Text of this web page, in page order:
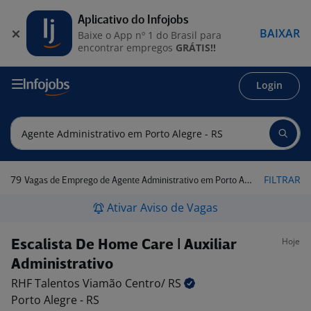
Login
79 Vagas de Emprego de Agente Administrativo em Porto Alegre - RS FILTRAR
Ativar Aviso de Vagas
Escalista De Home Care | Auxiliar
Administrativo
Hoje
RHF Talentos Viamão Centro/ RS
Porto Alegre - RS
Aplicativo do Infojobs
Baixe o App nº 1 do Brasil para
encontrar empregos GRÁTIS!!
BAIXAR